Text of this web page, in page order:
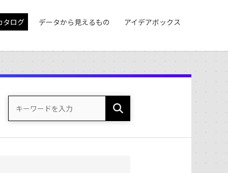
タログ データから見えるもの アイデアボックス